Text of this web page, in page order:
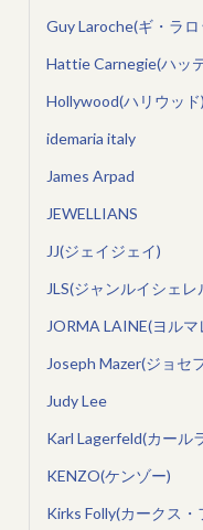
Guy Laroche(ギ・ラロ
Hattie Carnegie(ハッ
Hollywood(ハリウッド)
idemaria italy
James Arpad
JEWELLIANS
JJ(ジェイジェイ)
JLS(ジャンルイシェレ
JORMA LAINE(ヨルマ
Joseph Mazer(ジョセ
Judy Lee
Karl Lagerfeld(カール
KENZO(ケンゾー)
Kirks Folly(カークス・